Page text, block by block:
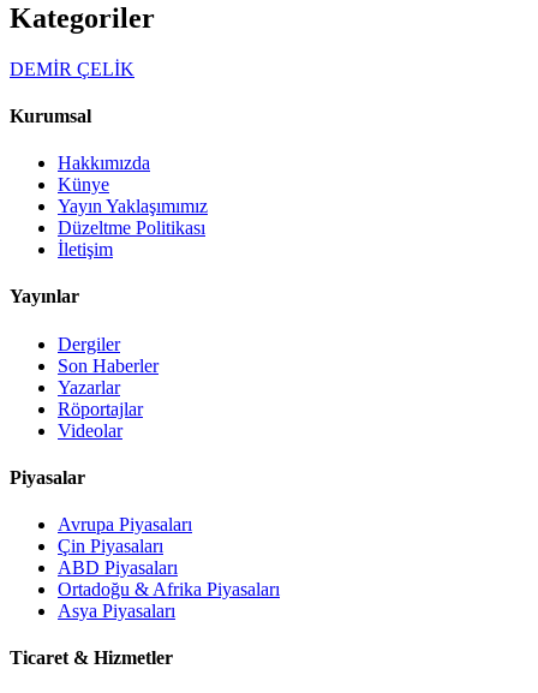
Kategoriler
DEMİR ÇELİK
Kurumsal
Hakkımızda
Künye
Yayın Yaklaşımımız
Düzeltme Politikası
İletişim
Yayınlar
Dergiler
Son Haberler
Yazarlar
Röportajlar
Videolar
Piyasalar
Avrupa Piyasaları
Çin Piyasaları
ABD Piyasaları
Ortadoğu & Afrika Piyasaları
Asya Piyasaları
Ticaret & Hizmetler